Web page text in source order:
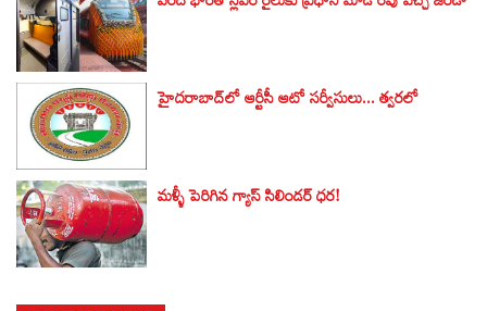
హైదరాబాద్‌లో ఆర్టీసీ ఆటో సర్వీసులు... త్వరలో
మళ్ళీ పెరిగిన గ్యాస్ సిలిండర్ ధర!